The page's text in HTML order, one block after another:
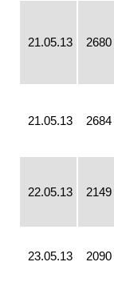
21.05.13 2680
21.05.13 2684
22.05.13 2149
23.05.13 2090